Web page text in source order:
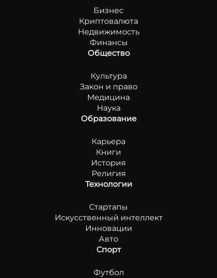
Бизнес
Криптовалюта
Недвижимость
Финансы
Общество
Культура
Закон и право
Медицина
Наука
Образование
Карьера
Книги
История
Религия
Технологии
Стартапы
Искусственный интеллект
Инновации
Авто
Спорт
Футбол